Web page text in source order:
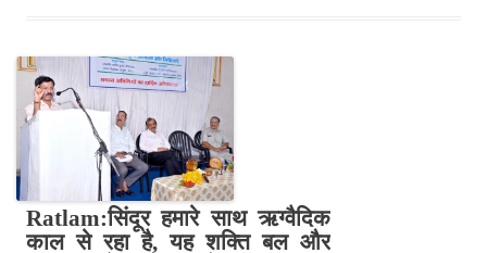
Ratlam:सिंदूर हमारे साथ ऋग्वैदिक
काल से रहा है, यह शक्ति बल और